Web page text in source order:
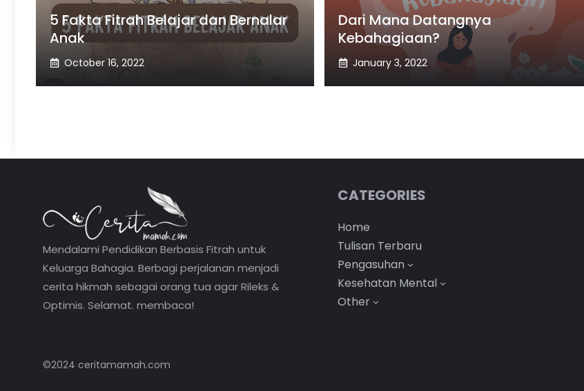
5 Fakta Fitrah Belajar dan Bernalar
Anak
October 16, 2022
Dari Mana Datangnya
Kebahagiaan?
January 3, 2022
Mendalami Pendidikan Berbasis Fitrah untuk
Keluarga Bahagia. Berbagi perjalanan menjadi
cerita hikmah sebagai orang tua agar Rileks &
Optimis. Selamat. membaca!
CATEGORIES
Home
Tulisan Terbaru
Pengasuhan
Kesehatan Mental
Other
©2024 ceritamamah.com